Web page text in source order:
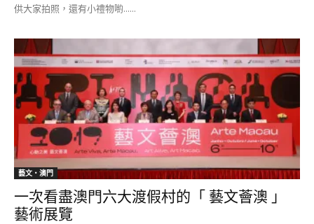
供大家拍照，還有小禮物喲......
藝文‧澳門
一次看盡澳門六大渡假村的「 藝文薈澳 」
藝術展覽